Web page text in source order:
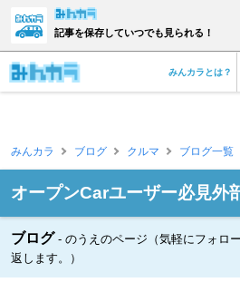
記事を保存していつでも見られる！
みんカラとは？
みんカラ ブログ クルマ ブログ一覧
オープンCarユーザー必見外
ブログ
のうえのページ（気軽にフォロ
返します。）